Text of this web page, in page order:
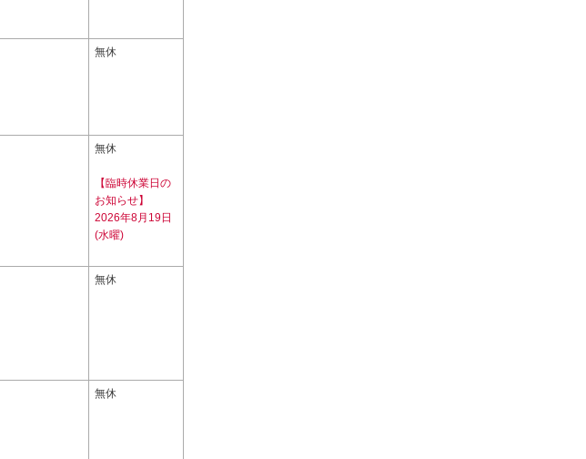
無休
無休
【臨時休業日の
お知らせ】
2026年8月19日
(水曜)
無休
無休